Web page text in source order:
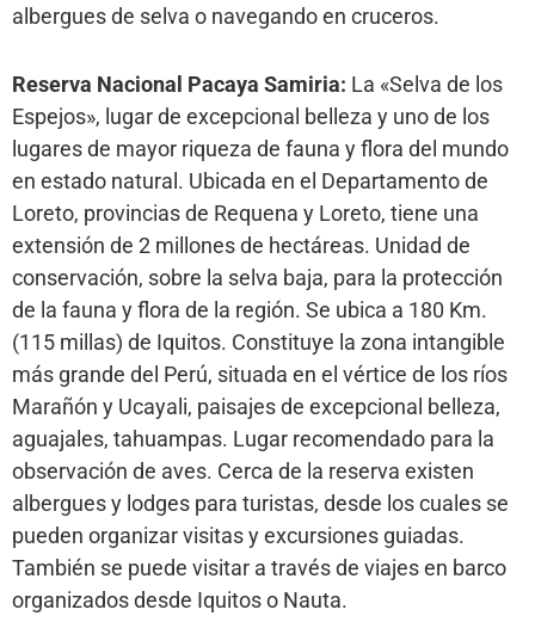
albergues de selva o navegando en cruceros.
Reserva Nacional Pacaya Samiria: La «Selva de los
Espejos», lugar de excepcional belleza y uno de los
lugares de mayor riqueza de fauna y flora del mundo
en estado natural. Ubicada en el Departamento de
Loreto, provincias de Requena y Loreto, tiene una
extensión de 2 millones de hectáreas. Unidad de
conservación, sobre la selva baja, para la protección
de la fauna y flora de la región. Se ubica a 180 Km.
(115 millas) de Iquitos. Constituye la zona intangible
más grande del Perú, situada en el vértice de los ríos
Marañón y Ucayali, paisajes de excepcional belleza,
aguajales, tahuampas. Lugar recomendado para la
observación de aves. Cerca de la reserva existen
albergues y lodges para turistas, desde los cuales se
pueden organizar visitas y excursiones guiadas.
También se puede visitar a través de viajes en barco
organizados desde Iquitos o Nauta.